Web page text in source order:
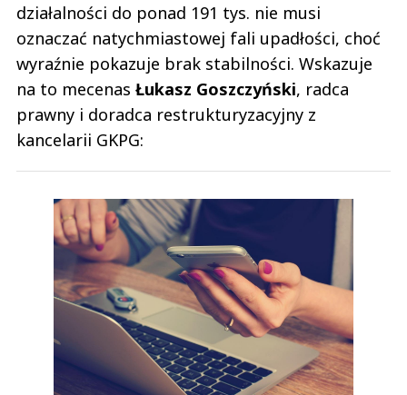
działalności do ponad 191 tys. nie musi
oznaczać natychmiastowej fali upadłości, choć
wyraźnie pokazuje brak stabilności. Wskazuje
na to mecenas Łukasz Goszczyński, radca
prawny i doradca restrukturyzacyjny z
kancelarii GKPG: